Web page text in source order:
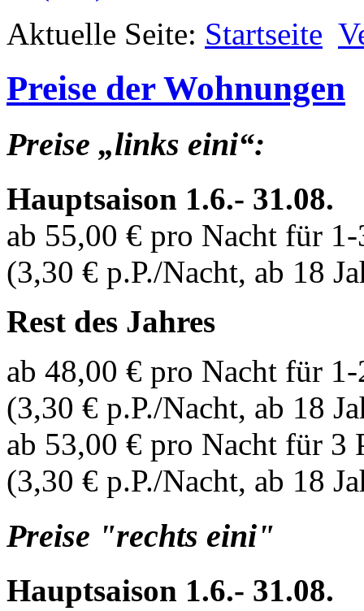
Aktuelle Seite: Startseite
Preise der Wohnungen
Preise „links eini“:
Hauptsaison 1.6.- 31.08.
ab 55,00 € pro Nacht für
(3,30 € p.P./Nacht, ab 18
Rest des Jahres
ab 48,00 € pro Nacht für
(3,30 € p.P./Nacht, ab 18
ab 53,00 € pro Nacht für 3
(3,30 € p.P./Nacht, ab 18
Preise "rechts eini"
Hauptsaison 1.6.- 31.08.